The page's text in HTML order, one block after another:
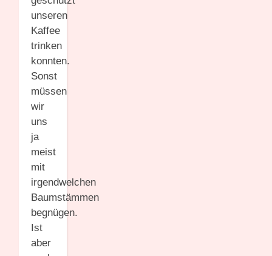
unseren
Kaffee
trinken
konnten.
Sonst
müssen
wir
uns
ja
meist
mit
irgendwelchen
Baumstämmen
begnügen.
Ist
aber